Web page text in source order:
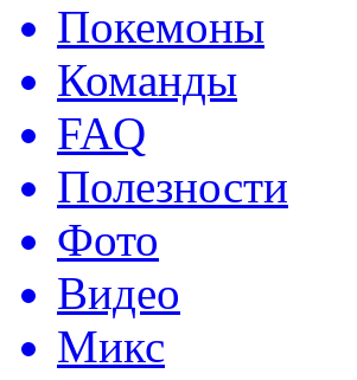
Покемоны
Команды
FAQ
Полезности
Фото
Видео
Микс